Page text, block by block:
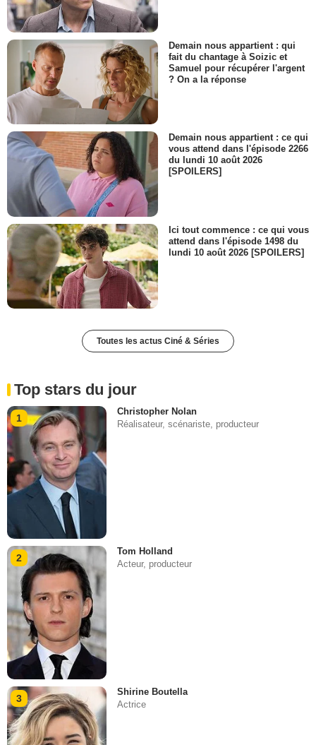
Demain nous appartient : qui
fait du chantage à Soizic et
Samuel pour récupérer l'argent
? On a la réponse
Demain nous appartient : ce qui
vous attend dans l'épisode 2266
du lundi 10 août 2026
[SPOILERS]
Ici tout commence : ce qui vous
attend dans l'épisode 1498 du
lundi 10 août 2026 [SPOILERS]
Toutes les actus Ciné & Séries
Top stars du jour
1
Christopher Nolan
Réalisateur, scénariste, producteur
2
Tom Holland
Acteur, producteur
3
Shirine Boutella
Actrice